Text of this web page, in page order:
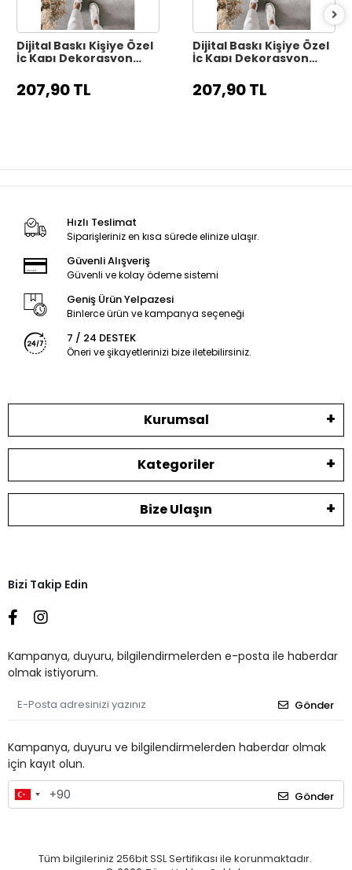
Dijital Baskı Kişiye Özel
İç Kapı Dekorasyon
207,90 TL
Dijital Baskı Kişiye Özel
İç Kapı Dekorasyon
207,90 TL
Hızlı Teslimat
Siparişleriniz en kısa sürede elinize ulaşır.
Güvenli Alışveriş
Güvenli ve kolay ödeme sistemi
Geniş Ürün Yelpazesi
Binlerce ürün ve kampanya seçeneği
7 / 24 DESTEK
Öneri ve şikayetlerinizi bize iletebilirsiniz.
Kurumsal
Kategoriler
Bize Ulaşın
Bizi Takip Edin
Kampanya, duyuru, bilgilendirmelerden e-posta ile haberdar
olmak istiyorum.
Gönder
Kampanya, duyuru ve bilgilendirmelerden haberdar olmak
için kayıt olun.
Gönder
Tüm bilgileriniz 256bit SSL Sertifikası ile korunmaktadır.